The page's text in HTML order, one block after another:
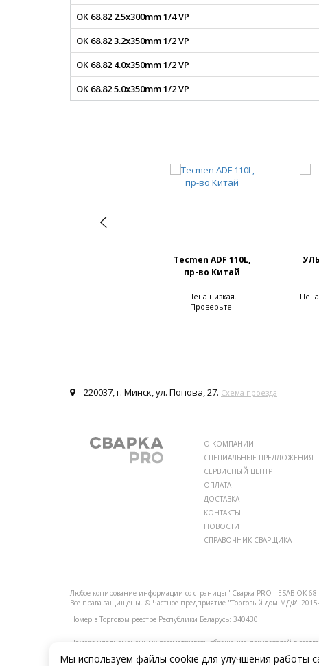
OK 68.82 2.5x300mm 1/4 VP
OK 68.82 3.2x350mm 1/2 VP
OK 68.82 4.0x350mm 1/2 VP
OK 68.82 5.0x350mm 1/2 VP
Tecmen ADF 110L,
пр-во Китай
Цена низкая.
Проверьте!
220037, г. Минск, ул. Попова, 27. Схема проезда
О КОМПАНИИ
СПЕЦИАЛЬНЫЕ ПРЕДЛОЖЕНИЯ
СЕРВИСНЫЙ ЦЕНТР
ОПЛАТА
ДОСТАВКА
КОНТАКТЫ
НОВОСТИ
СПРАВОЧНИК СВАРЩИКА
Любое копирование информации со страницы "Сварка PRO - ESAB OK
Все права защищены. © Частное предприятие "Торговый дом МДФ"
Номер в Торговом реестре Республики Беларусь: 340430
Номера уполномоченных рассматривать обращения покупателей в
258-30-82.
Мы используем файлы cookie для улучшения работы